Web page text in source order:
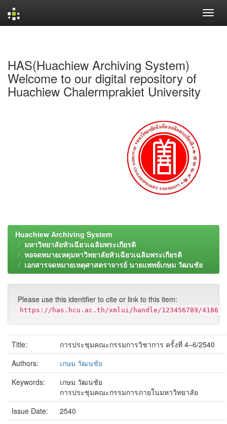
HAS(Huachiew Archiving System)
Welcome to our digital repository of
Huachiew Chalermprakiet University
Huachiew Archiving System
มหาวิทยาลัยหัวเฉียวเฉลิมพระเกียรติ
หอจดหมายเหตุมหาวิทยาลัยหัวเฉียวเฉลิมพระเกียรติ
เอกสารจดหมายเหตุศาสตราจารย์ นายแพทย์เกษม วัฒนชัย
Please use this identifier to cite or link to this item:
https://has.hcu.ac.th/xmlui/handle/123456789/4186
Title:
การประชุมคณะกรรมการวิชาการ ครั้งที่ 4–6/2540
Authors:
เกษม วัฒนชัย
Keywords:
เกษม วัฒนชัย
การประชุมคณะกรรมการภายในมหาวิทยาลัย
Issue Date:
2540